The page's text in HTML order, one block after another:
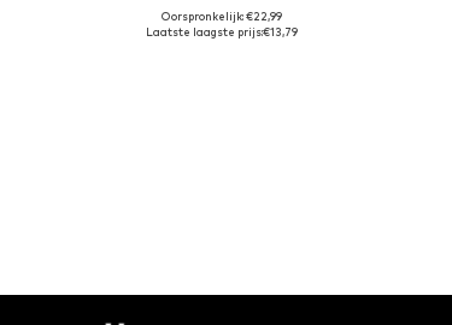
Beschikbare maten: XS
Oorspronkelijk: €22,99
Laatste laagste prijs:€13,79